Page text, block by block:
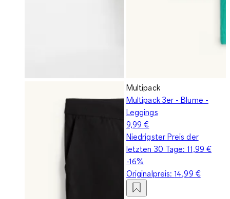
Multipack
Multipack 3er - Blume -
Leggings
9,99 €
Niedrigster Preis der
letzten 30 Tage:11,99 €
-16%
Originalpreis:14,99 €